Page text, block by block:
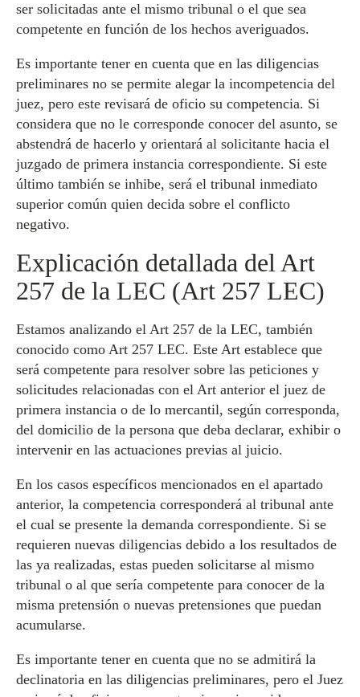
ser solicitadas ante el mismo tribunal o el que sea
competente en función de los hechos averiguados.
Es importante tener en cuenta que en las diligencias
preliminares no se permite alegar la incompetencia del
juez, pero este revisará de oficio su competencia. Si
considera que no le corresponde conocer del asunto, se
abstendrá de hacerlo y orientará al solicitante hacia el
juzgado de primera instancia correspondiente. Si este
último también se inhibe, será el tribunal inmediato
superior común quien decida sobre el conflicto
negativo.
Explicación detallada del Art
257 de la LEC (Art 257 LEC)
Estamos analizando el Art 257 de la LEC, también
conocido como Art 257 LEC. Este Art establece que
será competente para resolver sobre las peticiones y
solicitudes relacionadas con el Art anterior el juez de
primera instancia o de lo mercantil, según corresponda,
del domicilio de la persona que deba declarar, exhibir o
intervenir en las actuaciones previas al juicio.
En los casos específicos mencionados en el apartado
anterior, la competencia corresponderá al tribunal ante
el cual se presente la demanda correspondiente. Si se
requieren nuevas diligencias debido a los resultados de
las ya realizadas, estas pueden solicitarse al mismo
tribunal o al que sería competente para conocer de la
misma pretensión o nuevas pretensiones que puedan
acumularse.
Es importante tener en cuenta que no se admitirá la
declinatoria en las diligencias preliminares, pero el Juez